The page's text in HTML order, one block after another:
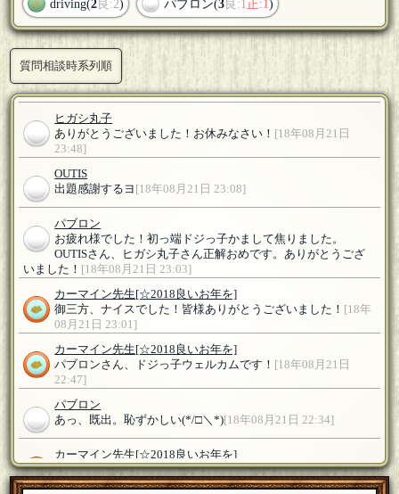
driving(2良:2) パブロン(3良:1正:1)
質問相談時系列順
ヒガシ丸子
ありがとうございました！お休みなさい！ [18年08月21日
23:48]
OUTIS
出題感謝するヨ [18年08月21日 23:08]
パブロン
お疲れ様でした！初っ端ドジっ子かまして焦りました。
OUTISさん、ヒガシ丸子さん正解おめです。ありがとうござ
いました！ [18年08月21日 23:03]
カーマイン先生 [☆2018良いお年を]
御三方、ナイスでした！皆様ありがとうございました！ [18年
08月21日 23:01]
カーマイン先生 [☆2018良いお年を]
パブロンさん、ドジっ子ウェルカムです！ [18年08月21日
22:47]
パブロン
あっ、既出。恥ずかしい(*/□＼*)[18年08月21日 22:34]
カーマイン先生 [☆2018良いお年を]
パブロンさん、よろしくお願いいたします！[18年08月21日
22:30]